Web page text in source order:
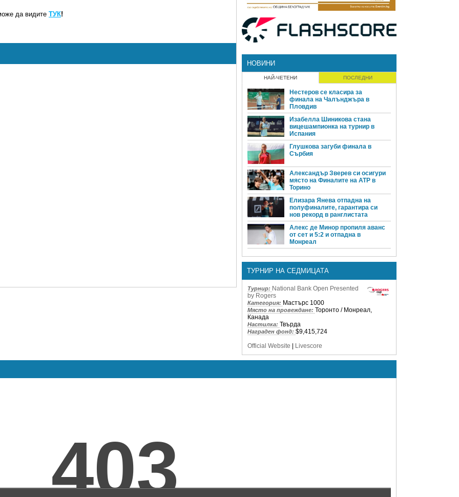
да видите ТУК!
НОВИНИ
НАЙ-ЧЕТЕНИ ПОСЛЕДНИ
Нестеров се класира за
финала на Чалънджъра в
Пловдив
Изабелла Шиникова стана
вицешампионка на турнир в
Испания
Глушкова загуби финала в
Сърбия
Александър Зверев си осигури
място на Финалите на ATP в
Торино
Елизара Янева отпадна на
полуфиналите, гарантира си
нов рекорд в ранглистата
Алекс де Минор пропиля аванс
от сет и 5:2 и отпадна в
Монреал
ТУРНИР НА СЕДМИЦАТА
Турнир: National Bank Open Presented
by Rogers
Категория: Мастърс 1000
Място на провеждане: Торонто / Монреал,
Канада
Настилка: Твърда
Награден фонд: $9,415,724
Official Website | Livescore